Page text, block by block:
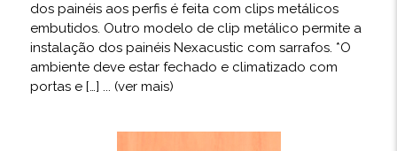
dos painéis aos perfis é feita com clips metálicos
embutidos. Outro modelo de clip metálico permite a
instalação dos painéis Nexacustic com sarrafos. *O
ambiente deve estar fechado e climatizado com
portas e […] ... (ver mais)